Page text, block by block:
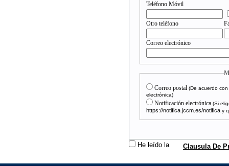
Teléfono Móvil
Otro teléfono
Correo electrónico
Correo postal (De acuerdo
electrónica)
Notificación electrónica (Si
https://notifica.jccm.es/notifica y
He leído la